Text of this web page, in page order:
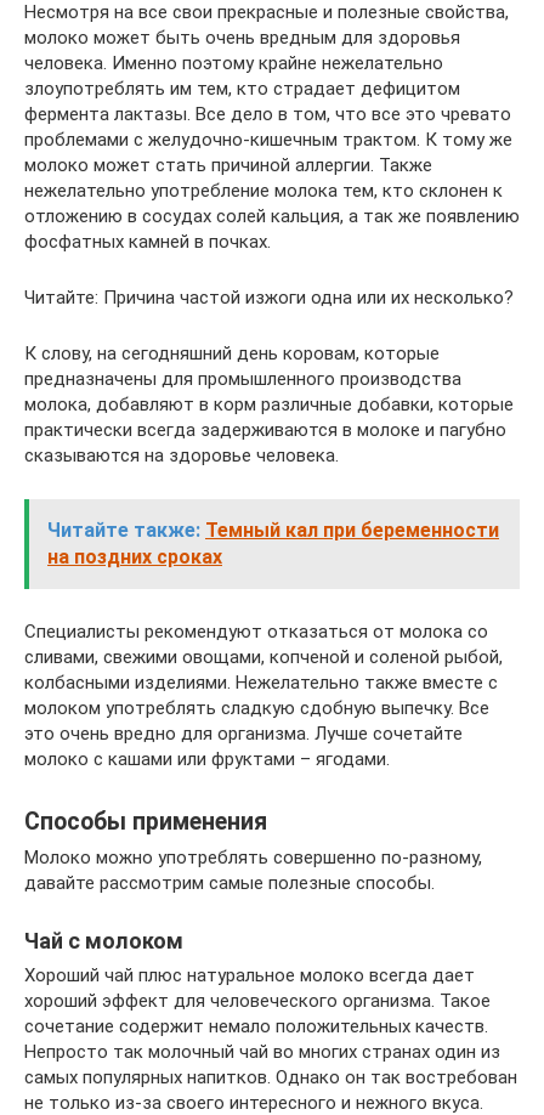
Несмотря на все свои прекрасные и полезные свойства,
молоко может быть очень вредным для здоровья
человека. Именно поэтому крайне нежелательно
злоупотреблять им тем, кто страдает дефицитом
фермента лактазы. Все дело в том, что все это чревато
проблемами с желудочно-кишечным трактом. К тому же
молоко может стать причиной аллергии. Также
нежелательно употребление молока тем, кто склонен к
отложению в сосудах солей кальция, а так же появлению
фосфатных камней в почках.
Читайте: Причина частой изжоги одна или их несколько?
К слову, на сегодняшний день коровам, которые
предназначены для промышленного производства
молока, добавляют в корм различные добавки, которые
практически всегда задерживаются в молоке и пагубно
сказываются на здоровье человека.
Читайте также: Темный кал при беременности
на поздних сроках
Специалисты рекомендуют отказаться от молока со
сливами, свежими овощами, копченой и соленой рыбой,
колбасными изделиями. Нежелательно также вместе с
молоком употреблять сладкую сдобную выпечку. Все
это очень вредно для организма. Лучше сочетайте
молоко с кашами или фруктами – ягодами.
Способы применения
Молоко можно употреблять совершенно по-разному,
давайте рассмотрим самые полезные способы.
Чай с молоком
Хороший чай плюс натуральное молоко всегда дает
хороший эффект для человеческого организма. Такое
сочетание содержит немало положительных качеств.
Непросто так молочный чай во многих странах один из
самых популярных напитков. Однако он так востребован
не только из-за своего интересного и нежного вкуса.